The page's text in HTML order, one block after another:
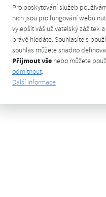
Pro poskytování služeb
nich jsou pro fungování webu
vylepšit váš uživatelský zážitek
právě hledáte. Souhlasíte s
souhlas můžete snadno
Přijmout vše nebo můžete
odmítnout.
Další informace